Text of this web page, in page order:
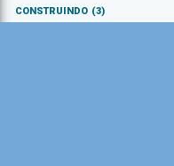
CONSTRUINDO (3)